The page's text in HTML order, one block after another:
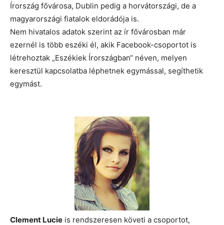
Írország fővárosa, Dublin pedig a horvátországi, de a
magyarországi fiatalok eldorádója is.
Nem hivatalos adatok szerint az ír fővárosban már
ezernél is több eszéki él, akik Facebook-csoportot is
létrehoztak „Eszékiek Írországban“ néven, melyen
keresztül kapcsolatba léphetnek egymással, segíthetik
egymást.
Clement Lucie is rendszeresen követi a csoportot,